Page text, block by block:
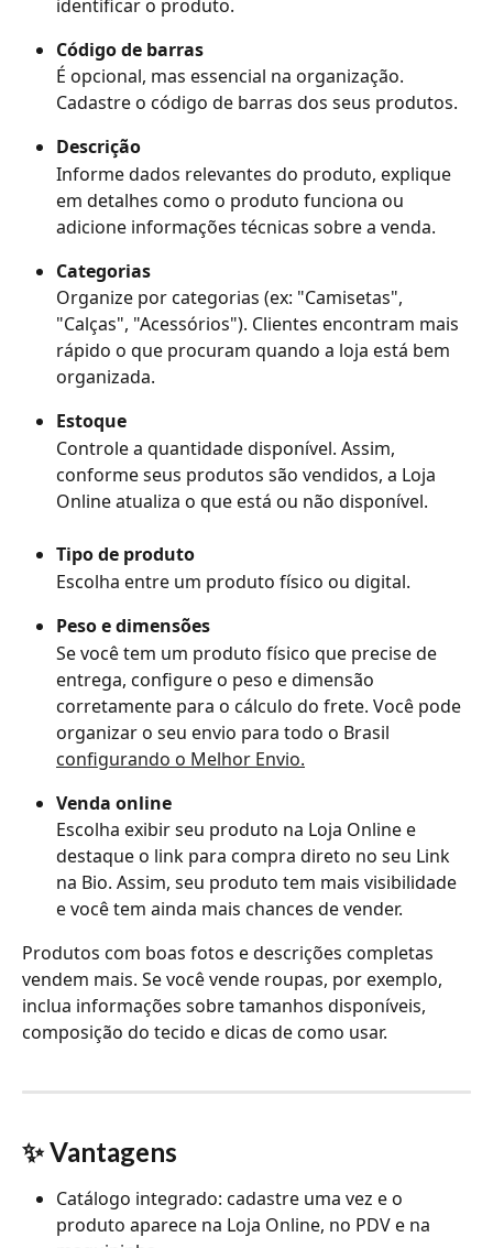
identificar o produto.
Código de barras
É opcional, mas essencial na organização.
Cadastre o código de barras dos seus produtos.
Descrição
Informe dados relevantes do produto, explique
em detalhes como o produto funciona ou
adicione informações técnicas sobre a venda.
Categorias
Organize por categorias (ex: "Camisetas",
"Calças", "Acessórios"). Clientes encontram mais
rápido o que procuram quando a loja está bem
organizada.
Estoque
Controle a quantidade disponível. Assim,
conforme seus produtos são vendidos, a Loja
Online atualiza o que está ou não disponível.
Tipo de produto
Escolha entre um produto físico ou digital.
Peso e dimensões
Se você tem um produto físico que precise de
entrega, configure o peso e dimensão
corretamente para o cálculo do frete. Você pode
organizar o seu envio para todo o Brasil
configurando o Melhor Envio.
Venda online
Escolha exibir seu produto na Loja Online e
destaque o link para compra direto no seu Link
na Bio. Assim, seu produto tem mais visibilidade
e você tem ainda mais chances de vender.
Produtos com boas fotos e descrições completas
vendem mais. Se você vende roupas, por exemplo,
inclua informações sobre tamanhos disponíveis,
composição do tecido e dicas de como usar.
✨ Vantagens
Catálogo integrado: cadastre uma vez e o
produto aparece na Loja Online, no PDV e na